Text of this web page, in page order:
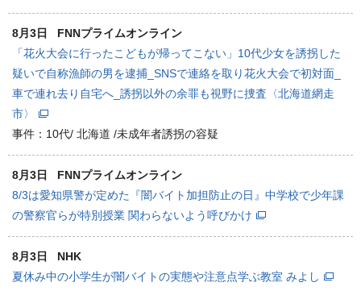
8月3日
FNNプライムオンライン
「花火大会に行ったこどもが帰ってこない」10代少女を誘拐した
疑いで自称漁師の男を逮捕_SNSで連絡を取り花火大会で初対面_
車で連れ去り自宅へ_誘拐以外の余罪も視野に捜査〈北海道網走
市〉
事件：10代/ 北海道 /未成年者誘拐の容疑
8月3日
FNNプライムオンライン
8/3は愛知県警が定めた『闇バイト加担防止の日』中学校で少年課
の警察官らが特別授業 関わらないよう呼びかけ
8月3日
NHK
夏休み中の小学生が闇バイトの実態や注意点学ぶ教室 みよし